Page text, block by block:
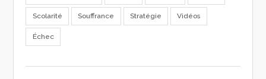
Scolarité Souffrance Stratégie Vidéos
Échec